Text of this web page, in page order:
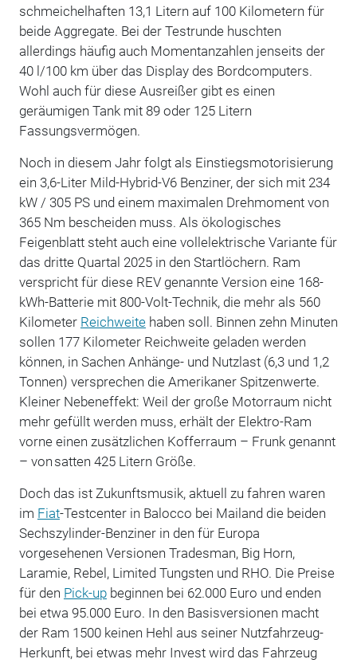
schmeichelhaften 13,1 Litern auf 100 Kilometern für
beide Aggregate. Bei der Testrunde huschten
allerdings häufig auch Momentanzahlen jenseits der
40 l/100 km über das Display des Bordcomputers.
Wohl auch für diese Ausreißer gibt es einen
geräumigen Tank mit 89 oder 125 Litern
Fassungsvermögen.
Noch in diesem Jahr folgt als Einstiegsmotorisierung
ein 3,6-Liter Mild-Hybrid-V6 Benziner, der sich mit 234
kW / 305 PS und einem maximalen Drehmoment von
365 Nm bescheiden muss. Als ökologisches
Feigenblatt steht auch eine vollelektrische Variante für
das dritte Quartal 2025 in den Startlöchern. Ram
verspricht für diese REV genannte Version eine 168-
kWh-Batterie mit 800-Volt-Technik, die mehr als 560
Kilometer Reichweitehaben soll. Binnen zehn Minuten
sollen 177 Kilometer Reichweite geladen werden
können, in Sachen Anhänge- und Nutzlast (6,3 und 1,2
Tonnen) versprechen die Amerikaner Spitzenwerte.
Kleiner Nebeneffekt: Weil der große Motorraum nicht
mehr gefüllt werden muss, erhält der Elektro-Ram
vorne einen zusätzlichen Kofferraum – Frunk genannt
– von satten 425 Litern Größe.
Doch das ist Zukunftsmusik, aktuell zu fahren waren
im Fiat-Testcenter in Balocco bei Mailand die beiden
Sechszylinder-Benziner in den für Europa
vorgesehenen Versionen Tradesman, Big Horn,
Laramie, Rebel, Limited Tungsten und RHO. Die Preise
für den Pick-upbeginnen bei 62.000 Euro und enden
bei etwa 95.000 Euro. In den Basisversionen macht
der Ram 1500 keinen Hehl aus seiner Nutzfahrzeug-
Herkunft, bei etwas mehr Invest wird das Fahrzeug